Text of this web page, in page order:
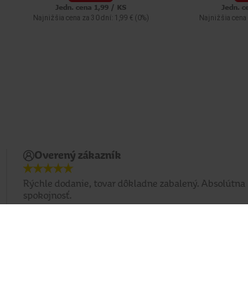
Jedn. cena 1,99 / KS
Najnižšia cena za 30 dní: 1,99 € (0%)
Jedn.
Najnižšia cena
Overený zákazník
Rýchle dodanie, tovar dôkladne zabalený. Absolútna
spokojnosť.